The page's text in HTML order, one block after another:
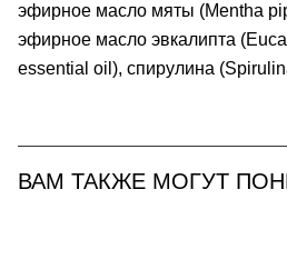
эфирное масло мяты (Mentha
эфирное масло эвкалипта
essential oil), спирулина
ВАМ ТАКЖЕ МОГУТ